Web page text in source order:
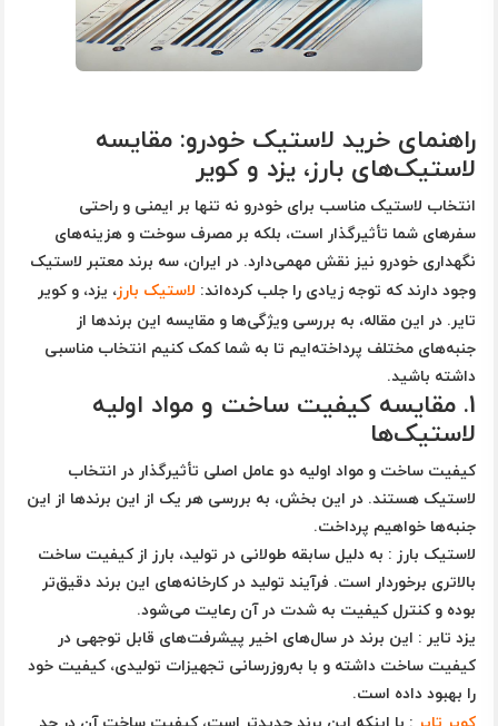
راهنمای خرید لاستیک خودرو: مقایسه
لاستیک‌های بارز، یزد و کویر
انتخاب لاستیک مناسب برای خودرو نه تنها بر ایمنی و راحتی
سفرهای شما تأثیرگذار است، بلکه بر مصرف سوخت و هزینه‌های
نگهداری خودرو نیز نقش مهمی‌دارد. در ایران، سه برند معتبر لاستیک
وجود دارند که توجه زیادی را جلب کرده‌اند: لاستیک بارز، یزد، و کویر
تایر. در این مقاله، به بررسی ویژگی‌ها و مقایسه این برندها از
جنبه‌های مختلف پرداخته‌ایم تا به شما کمک کنیم انتخاب مناسبی
داشته باشید.
1. مقایسه کیفیت ساخت و مواد اولیه
لاستیک‌ها
کیفیت ساخت و مواد اولیه دو عامل اصلی تأثیرگذار در انتخاب
لاستیک هستند. در این بخش، به بررسی هر یک از این برندها از این
جنبه‌ها خواهیم پرداخت.
لاستیک بارز : به دلیل سابقه طولانی در تولید، بارز از کیفیت ساخت
بالاتری برخوردار است. فرآیند تولید در کارخانه‌های این برند دقیق‌تر
بوده و کنترل کیفیت به شدت در آن رعایت می‌شود.
یزد تایر : این برند در سال‌های اخیر پیشرفت‌های قابل توجهی در
کیفیت ساخت داشته و با به‌روزرسانی تجهیزات تولیدی، کیفیت خود
را بهبود داده است.